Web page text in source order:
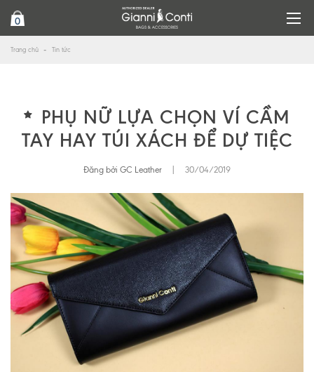
0
Trang chủ Tin tức
PHỤ NỮ LỰA CHỌN VÍ CẦM
TAY HAY TÚI XÁCH ĐỂ DỰ TIỆC
Đăng bởi GC Leather 30/04/2019